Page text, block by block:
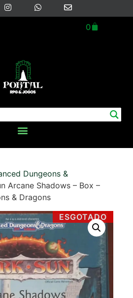
0
Dungeons &
Arcane Shadows – Box –
& Dragons
ESGOTADO